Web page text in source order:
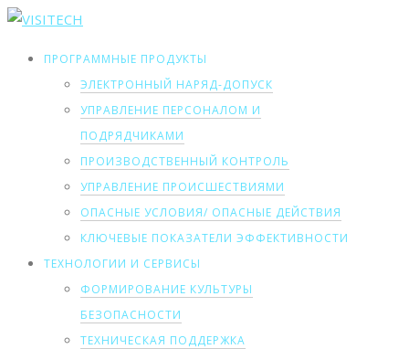
ПРОГРАММНЫЕ ПРОДУКТЫ
ЭЛЕКТРОННЫЙ НАРЯД-ДОПУСК
УПРАВЛЕНИЕ ПЕРСОНАЛОМ И
ПОДРЯДЧИКАМИ
ПРОИЗВОДСТВЕННЫЙ КОНТРОЛЬ
УПРАВЛЕНИЕ ПРОИСШЕСТВИЯМИ
ОПАСНЫЕ УСЛОВИЯ/ ОПАСНЫЕ ДЕЙСТВИЯ
КЛЮЧЕВЫЕ ПОКАЗАТЕЛИ ЭФФЕКТИВНОСТИ
ТЕХНОЛОГИИ И СЕРВИСЫ
ФОРМИРОВАНИЕ КУЛЬТУРЫ
БЕЗОПАСНОСТИ
ТЕХНИЧЕСКАЯ ПОДДЕРЖКА